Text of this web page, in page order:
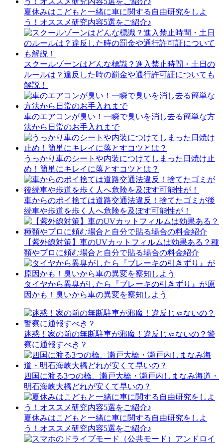
夏休みはこどもと一緒に車に関する自由研究をしよ
う！オススメ研究内容5選をご紹介♪
スクールゾーンはどんな標識？進入禁止時間・土日の
ルールは？違反した時の罰金や通行許可証についても
解説！
車のエアコンが臭い！一瞬で臭いを消し去る簡単な方
法から日常のお手入れまで
うっかり車のシートや内装につけてしまった日焼け止
め！簡単にキレイに落とすコツとは？
車からのポイ捨ては道路交通法違反！捨てたゴミが後
続車や歩道を歩く人へ危険を及ぼす可能性が！
【紫外線対策】車のUVカットフィルムは効果ある？種
類やプロに頼む場合と自分で貼る場合の料金紹介
タイヤから異臭がしたら『ブレーキの引きずり』が原
因かも！臭いから車の異変を察知しよう
迷惑！家の前の無断駐車が邪魔！違反じゃないの？警
察に通報すべき？
四国に渡る3つの橋、瀬戸大橋・瀬戸内しまなみ海道・
明石海峡大橋どれが安くて早いの？
夏休みはこどもと一緒に車に関する自由研究をしよ
う！オススメ研究内容5選をご紹介♪